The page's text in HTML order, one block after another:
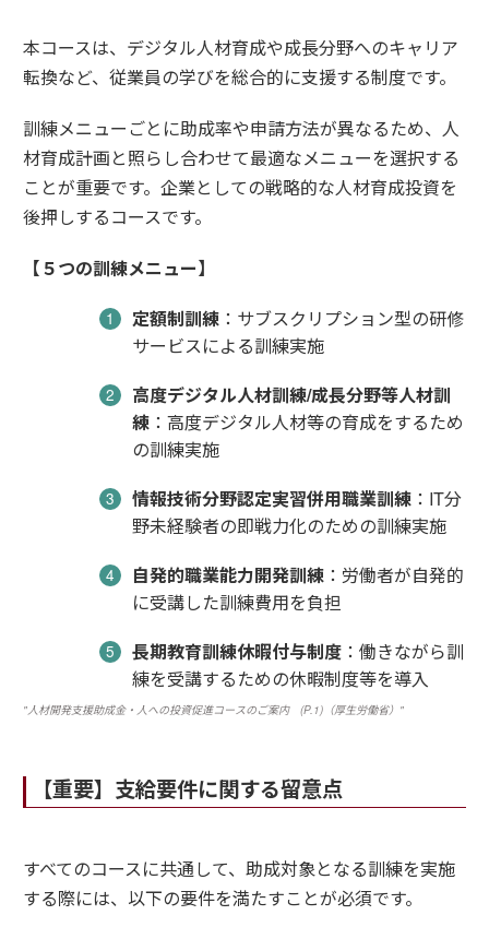
本コースは、デジタル人材育成や成長分野へのキャリア
転換など、従業員の学びを総合的に支援する制度です。
訓練メニューごとに助成率や申請方法が異なるため、人
材育成計画と照らし合わせて最適なメニューを選択する
ことが重要です。企業としての戦略的な人材育成投資を
後押しするコースです。
【５つの訓練メニュー】
定額制訓練 ：サブスクリプション型の研修
サービスによる訓練実施
高度デジタル人材訓練/成長分野等人材訓
練 ：高度デジタル人材等の育成をするため
の訓練実施
情報技術分野認定実習併用職業訓練 ：IT分
野未経験者の即戦力化のための訓練実施
自発的職業能力開発訓練 ：労働者が自発的
に受講した訓練費用を負担
長期教育訓練休暇付与制度 ：働きながら訓
練を受講するための休暇制度等を導入
"人材開発支援助成金・人への投資促進コースのご案内 (P.1)（厚生労働省）"
【重要】支給要件に関する留意点
すべてのコースに共通して、助成対象となる訓練を実施
する際には、以下の要件を満たすことが必須です。